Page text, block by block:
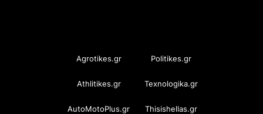
Agrotikes.gr Politikes.gr
Athlitikes.gr Texnologika.gr
AutoMotoPlus.gr Thisishellas.gr